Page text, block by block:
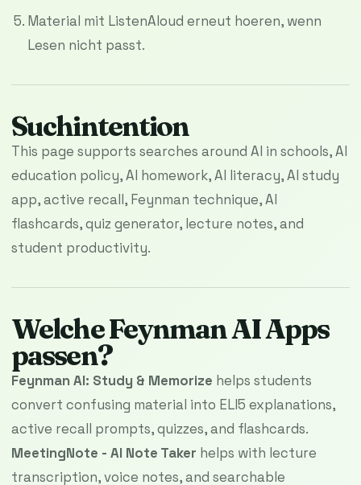
Material mit ListenAloud erneut hoeren, wenn
Lesen nicht passt.
Suchintention
This page supports searches around AI in schools, AI
education policy, AI homework, AI literacy, AI study
app, active recall, Feynman technique, AI
flashcards, quiz generator, lecture notes, and
student productivity.
Welche Feynman AI Apps
passen?
Feynman AI: Study & Memorize helps students
convert confusing material into ELI5 explanations,
active recall prompts, quizzes, and flashcards.
MeetingNote - AI Note Taker helps with lecture
transcription, voice notes, and searchable